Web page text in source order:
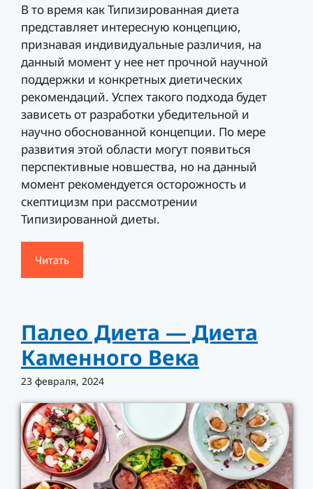
В то время как Типизированная диета
представляет интересную концепцию,
признавая индивидуальные различия, на
данный момент у нее нет прочной научной
поддержки и конкретных диетических
рекомендаций. Успех такого подхода будет
зависеть от разработки убедительной и
научно обоснованной концепции. По мере
развития этой области могут появиться
перспективные новшества, но на данный
момент рекомендуется осторожность и
скептицизм при рассмотрении
Типизированной диеты.
Читать
Палео Диета — Диета
Каменного Века
23 февраля, 2024